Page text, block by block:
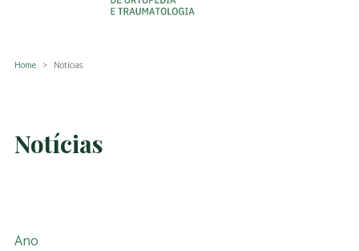
Home Notícias
Notícias
Ano